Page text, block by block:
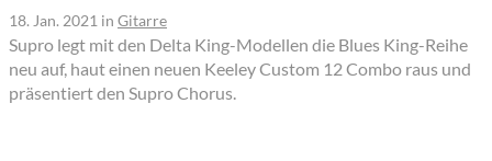
18. Jan. 2021 in Gitarre
Supro legt mit den Delta King-Modellen die Blues King-Reihe
neu auf, haut einen neuen Keeley Custom 12 Combo raus und
präsentiert den Supro Chorus.